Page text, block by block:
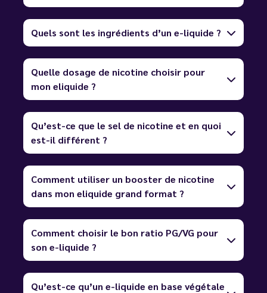
Quels sont les ingrédients d’un e-liquide ?
Quelle dosage de nicotine choisir pour
mon eliquide ?
Qu’est-ce que le sel de nicotine et en quoi
est-il différent ?
Comment utiliser un booster de nicotine
dans mon eliquide grand format ?
Comment choisir le bon ratio PG/VG pour
son e-liquide ?
Qu’est-ce qu’un e-liquide en base végétale